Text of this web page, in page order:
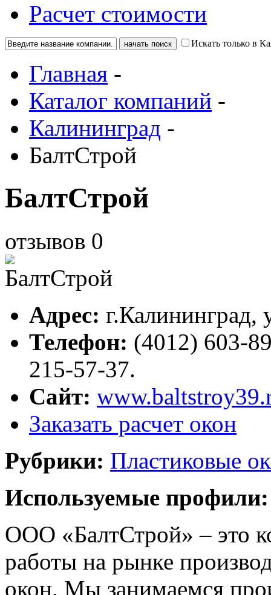
Расчет стоимости
Искать только в
Главная -
Каталог компаний -
Калининград -
БалтСтрой
БалтСтрой
отзывов 0
Адрес: г.Калининград,
Телефон: (4012) 603-
215-57-37.
Сайт:
Заказать расчет окон
Рубрики: Пластиковые
Используемые профили:
ООО «БалтСтрой» – это
работы на рынке
окон. Мы занимаемся